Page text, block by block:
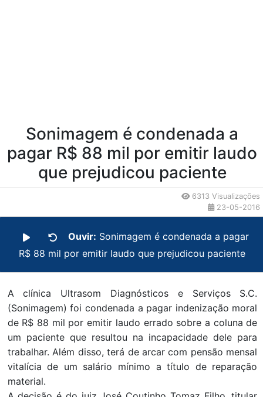
Sonimagem é condenada a
pagar R$ 88 mil por emitir laudo
que prejudicou paciente
6313 Visualizações
23-05-2016
Ouvir: Sonimagem é condenada a pagar
R$ 88 mil por emitir laudo que prejudicou paciente
A clínica Ultrasom Diagnósticos e Serviços S.C.
(Sonimagem) foi condenada a pagar indenização moral
de R$ 88 mil por emitir laudo errado sobre a coluna de
um paciente que resultou na incapacidade dele para
trabalhar. Além disso, terá de arcar com pensão mensal
vitalícia de um salário mínimo a título de reparação
material.